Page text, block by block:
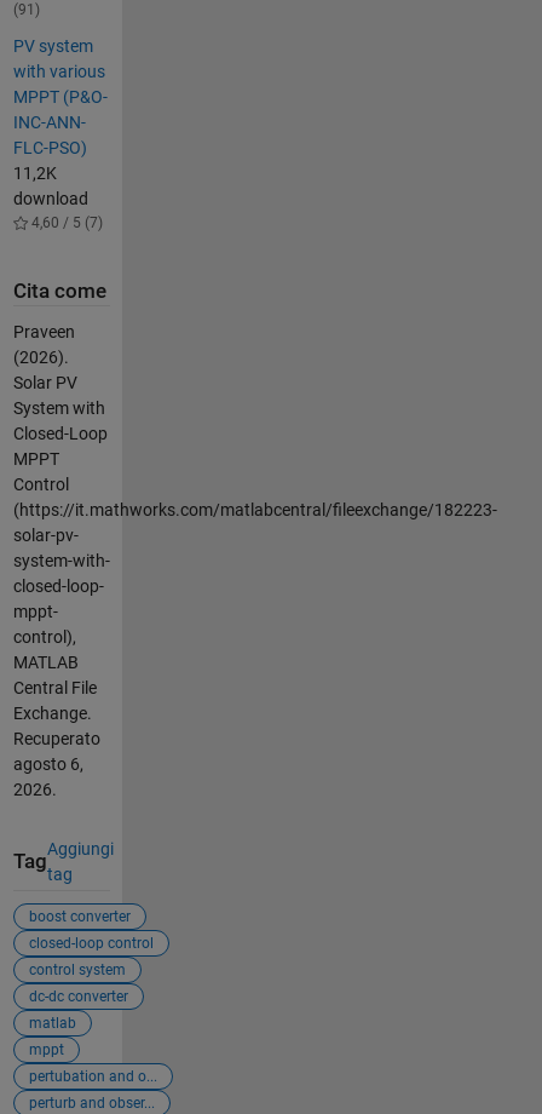
(91)
PV system
with various
MPPT (P&O-
INC-ANN-
FLC-PSO)
11,2K
download
4,60 / 5 (7)
Cita come
Praveen
(2026).
Solar PV
System with
Closed-Loop
MPPT
Control
(https://it.mathworks.com/matlabcentral/fileexchange/182223-
solar-pv-
system-with-
closed-loop-
mppt-
control),
MATLAB
Central File
Exchange.
Recuperato
agosto 6,
2026.
Tag
Aggiungi
tag
boost converter
closed-loop control
control system
dc-dc converter
matlab
mppt
pertubation and o...
perturb and obser...